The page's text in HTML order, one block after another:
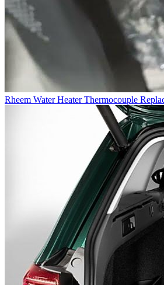
Rheem Water Heater Thermocouple